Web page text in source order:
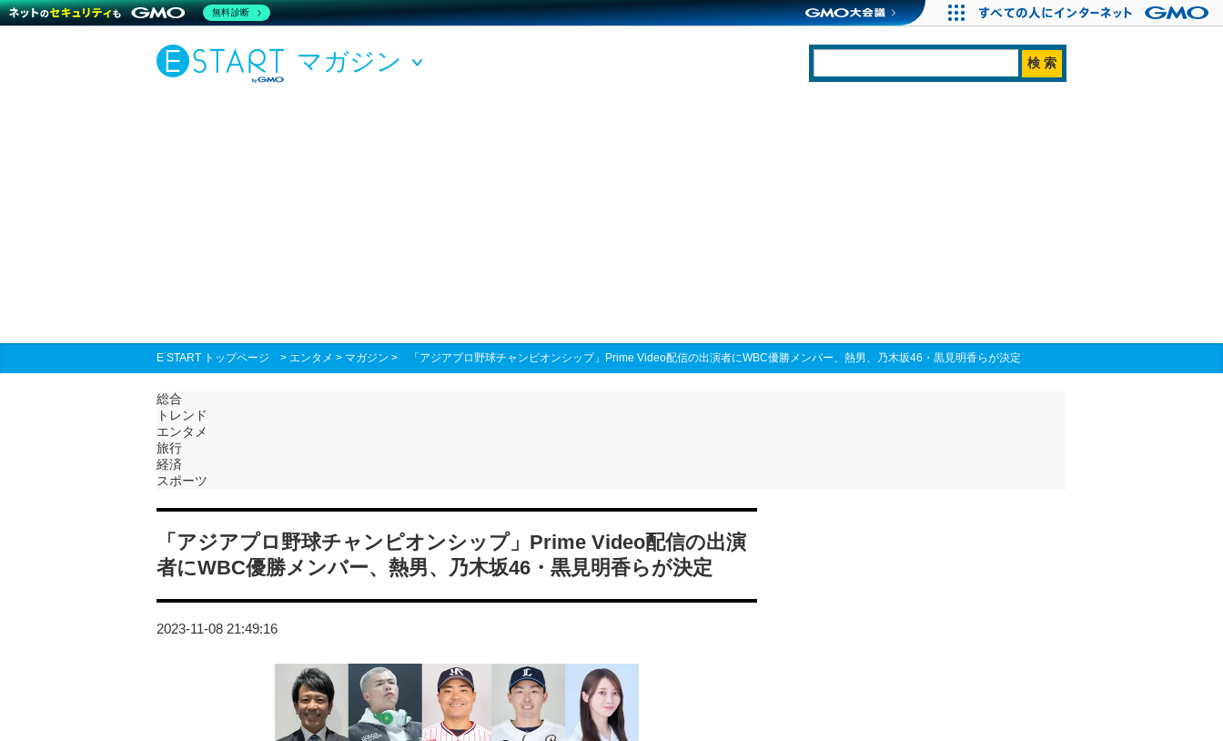
マガジン
E START トップページ > エンタメ > マガジン > 「アジアプロ野球チャンピオンシップ」Prime Video配信の出演者にWBC優勝メンバー、熱男、乃木坂46・黒見明香らが決定
総合
トレンド
エンタメ
旅行
経済
スポーツ
「アジアプロ野球チャンピオンシップ」Prime Video配信の出演
者にWBC優勝メンバー、熱男、乃木坂46・黒見明香らが決定
2023-11-08 21:49:16
無料診断